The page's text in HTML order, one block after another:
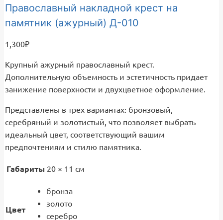
Православный накладной крест на
памятник (ажурный) Д-010
1,300₽
Крупный ажурный православный крест.
Дополнительную объемность и эстетичность придает
занижение поверхности и двухцветное оформление.
Представлены в трех вариантах: бронзовый,
серебряный и золотистый, что позволяет выбрать
идеальный цвет, соответствующий вашим
предпочтениям и стилю памятника.
Габариты 20 × 11 см
Цвет
бронза
золото
серебро